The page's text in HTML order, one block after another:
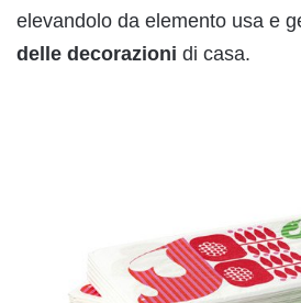
elevandolo da elemento usa e
delle decorazioni di casa.